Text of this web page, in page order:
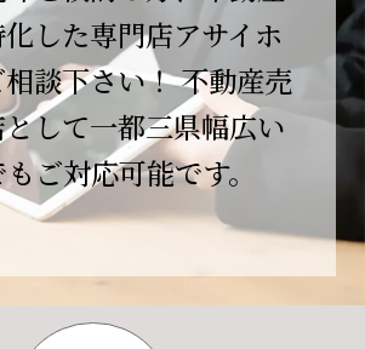
迎えることができましたの
愛顧いただいているお客様、お
いている取引先の皆様、そして
たすべての関係者の皆様のおか
り深く感謝申し上げます。
の中で、多くのご縁と学びをい
当社があります。
10周年は通過点にすぎません。
してまいります。
した専門店アサイホ
談下さい！ 不動産売
して一都三県幅広い
ご対応可能です。